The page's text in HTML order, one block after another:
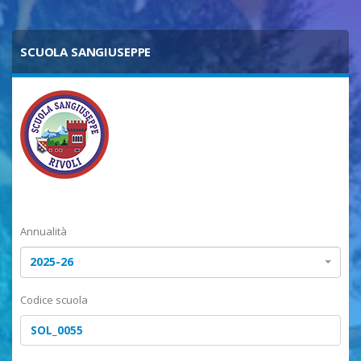
SCUOLA SANGIUSEPPE
Annualità
2025-26
Codice scuola